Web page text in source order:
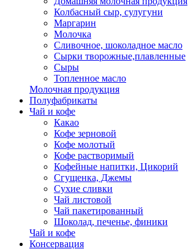
Колбасный сыр, сулугуни
Маргарин
Молочка
Сливочное, шоколадное масло
Сырки творожные,плавленные
Сыры
Топленное масло
Молочная продукция
Полуфабрикаты
Чай и кофе
Какао
Кофе зерновой
Кофе молотый
Кофе растворимый
Кофейные напитки, Цикорий
Сгущенка, Джемы
Сухие сливки
Чай листовой
Чай пакетированный
Шоколад, печенье, финики
Чай и кофе
Консервация